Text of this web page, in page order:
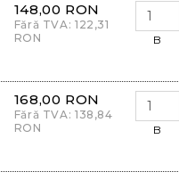
148,00 RON
Fără TVA: 122,31
RON
B
168,00 RON
Fără TVA: 138,84
RON
B